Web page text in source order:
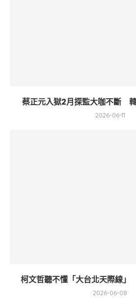
蔡正元入獄2月探監大咖不斷
2026-06-11
柯文哲聽不懂「大台北天際線
2026-06-08